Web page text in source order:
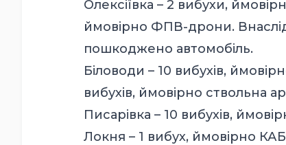
Олексіївка – 2 вибухи,
ймовірно ФПВ-дрони.
пошкоджено автомобіль.
Біловоди – 10 вибухів,
вибухів, ймовірно ствольна
Писарівка – 10 вибухів,
Локня – 1 вибух, ймовірно